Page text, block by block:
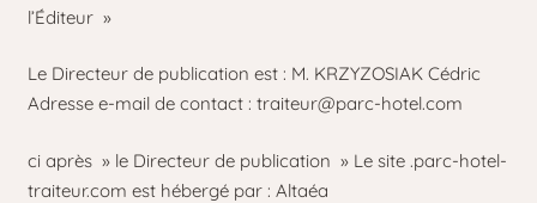
l’Éditeur »
Le Directeur de publication est : M. KRZYZOSIAK Cédric
Adresse e-mail de contact : traiteur@parc-hotel.com
ci après » le Directeur de publication » Le site .parc-hotel-
traiteur.com est hébergé par : Altaéa